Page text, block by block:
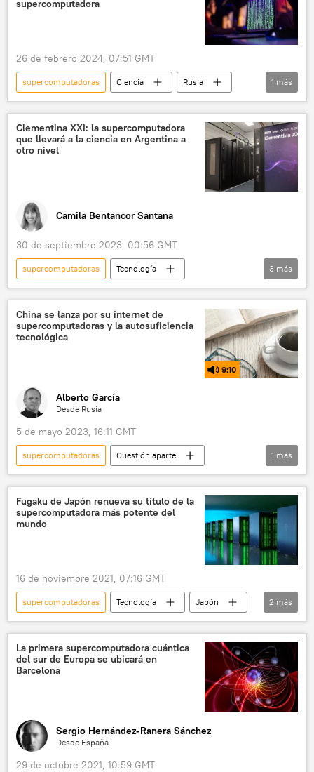
supercomputadora
26 de febrero 2024, 07:51 GMT
supercomputadoras Ciencia
Rusia
Novosibirsk
1 más
Clementina XXI: la supercomputadora
que llevará a la ciencia en Argentina a
otro nivel
Camila Bentancor Santana
30 de septiembre 2023, 00:56 GMT
supercomputadoras
Tecnología
Argentina
meteorología
Banco de Desarrollo de América Latina (CAF)
computadoras
3 más
China se lanza por su internet de
supercomputadoras y la autosuficiencia
tecnológica
9:10
Alberto García
Desde Rusia
5 de mayo 2023, 16:11 GMT
supercomputadoras
Cuestión aparte
China
innovación
1 más
Fugaku de Japón renueva su título de la
supercomputadora más potente del
mundo
16 de noviembre 2021, 07:16 GMT
supercomputadoras Tecnología
Japón
🌏 Asia
Fugaku (supercomputadora)
2 más
La primera supercomputadora cuántica
del sur de Europa se ubicará en
Barcelona
Sergio Hernández-Ranera Sánchez
Desde España
29 de octubre 2021, 10:59 GMT